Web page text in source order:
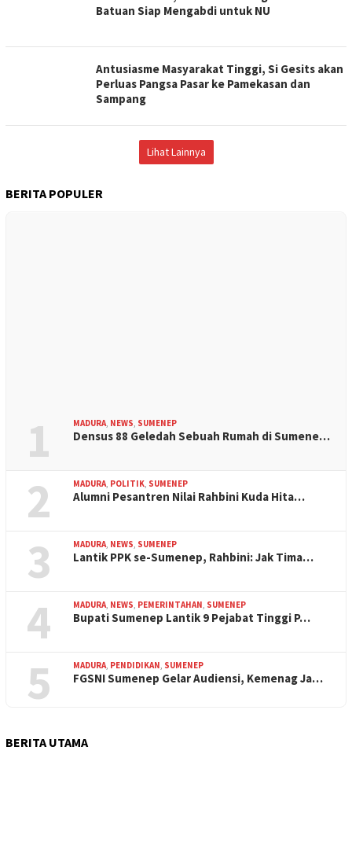
Batuan Siap Mengabdi untuk NU
Antusiasme Masyarakat Tinggi, Si Gesits akan
Perluas Pangsa Pasar ke Pamekasan dan
Sampang
Lihat Lainnya
BERITA POPULER
1 MADURA, NEWS, SUMENEP
Densus 88 Geledah Sebuah Rumah di Sumene…
2 MADURA, POLITIK, SUMENEP
Alumni Pesantren Nilai Rahbini Kuda Hita…
3 MADURA, NEWS, SUMENEP
Lantik PPK se-Sumenep, Rahbini: Jak Tima…
4 MADURA, NEWS, PEMERINTAHAN, SUMENEP
Bupati Sumenep Lantik 9 Pejabat Tinggi P…
5 MADURA, PENDIDIKAN, SUMENEP
FGSNI Sumenep Gelar Audiensi, Kemenag Ja…
BERITA UTAMA